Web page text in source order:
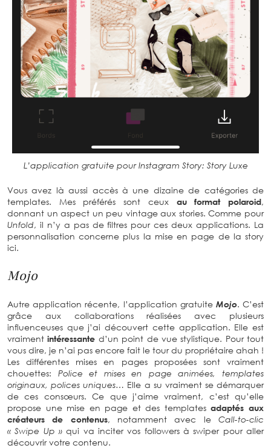
L’application gratuite pour Instagram Story: Story Luxe
Vous avez là aussi accès à une dizaine de catégories de
templates. Mes préférés sont ceux au format polaroid,
donnant un aspect un peu vintage aux stories. Comme pour
Unfold, il n’y a pas de filtres pour ces deux applications. La
personnalisation concerne plus la mise en page de la story
ici.
Mojo
Autre application récente, l’application gratuite Mojo. C’est
grâce aux collaborations réalisées avec plusieurs
influenceuses que j’ai découvert cette application. Elle est
vraimentintéressante d’un point de vue stylistique. Pour tout
vous dire, je n’ai pas encore fait le tour du propriétaire ahah !
Les différentes mises en pages proposées sont vraiment
chouettes: Police et mises en page animées, templates
originaux, polices uniques… Elle a su vraiment se démarquer
de ces consœurs. Ce que j’aime vraiment, c’est qu’elle
propose une mise en page et des templatesadaptés aux
créateurs de contenus, notamment avec leCall-to-clic
« Swipe Up » qui va inciter vos followers à swiper pour aller
découvrir votre contenu.